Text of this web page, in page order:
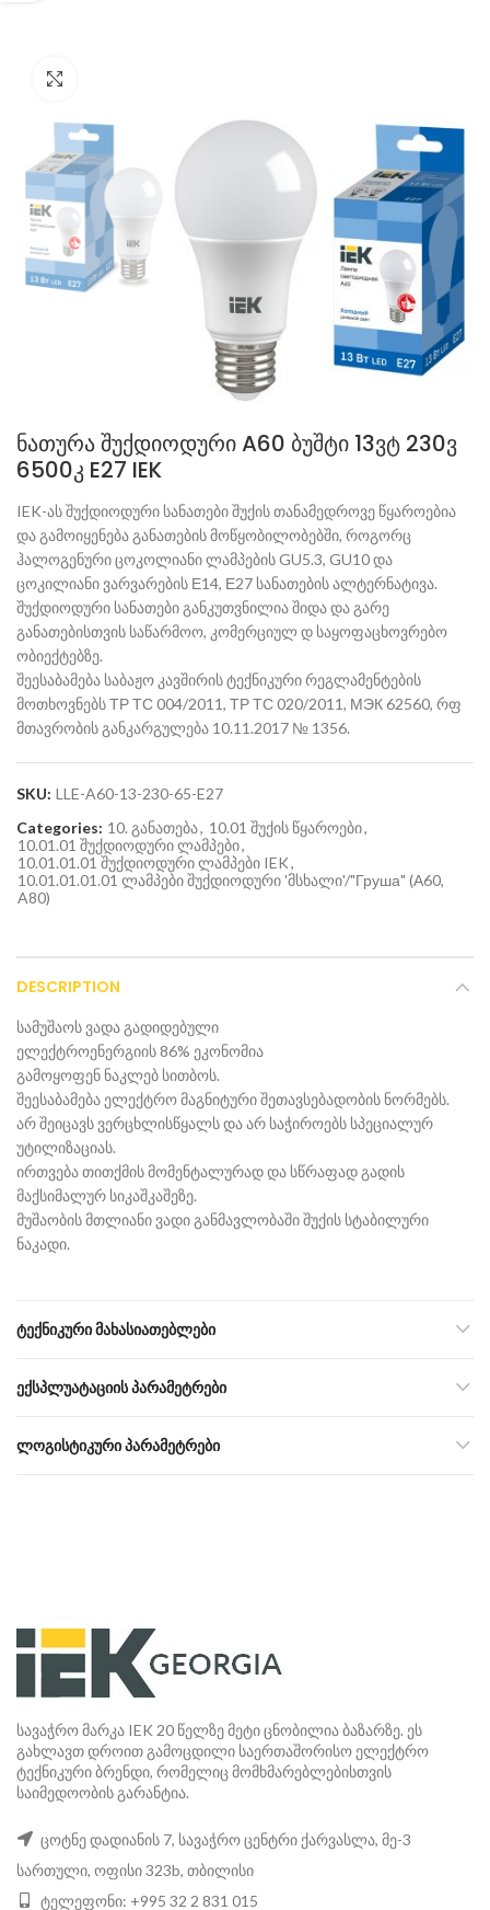
ნათურა შუქდიოდური A60 ბუშტი 13ვტ 230ვ
6500კ E27 IEK
IEK-ას შუქდიოდური სანათები შუქის თანამედროვე წყაროებია
და გამოიყენება განათების მოწყობილობებში, როგორც
ჰალოგენური ცოკოლიანი ლამპების GU5.3, GU10 და
ცოკილიანი ვარვარების Е14, Е27 სანათების ალტერნატივა.
შუქდიოდური სანათები განკუთვნილია შიდა და გარე
განათებისთვის საწარმოო, კომერციულ დ საყოფაცხოვრებო
ობიექტებზე.
შეესაბამება საბაჟო კავშირის ტექნიკური რეგლამენტების
მოთხოვნებს ТР ТС 004/2011, ТР ТС 020/2011, МЭК 62560, რფ
მთავრობის განკარგულება 10.11.2017 № 1356.
SKU: LLE-A60-13-230-65-E27
Categories: 10. განათება, 10.01 შუქის წყაროები,
10.01.01 შუქდიოდური ლამპები,
10.01.01.01 შუქდიოდური ლამპები IEK,
10.01.01.01.01 ლამპები შუქდიოდური 'მსხალი'/"Груша" (А60,
A80)
DESCRIPTION
სამუშაოს ვადა გადიდებული
ელექტროენერგიის 86% ეკონომია
გამოყოფენ ნაკლებ სითბოს.
შეესაბამება ელექტრო მაგნიტური შეთავსებადობის ნორმებს.
არ შეიცავს ვერცხლისწყალს და არ საჭიროებს სპეციალურ
უტილიზაციას.
ირთვება თითქმის მომენტალურად და სწრაფად გადის
მაქსიმალურ სიკაშკაშეზე.
მუშაობის მთლიანი ვადი განმავლობაში შუქის სტაბილური
ნაკადი.
ᲢᲔᲥᲜᲘᲙᲣᲠᲘ ᲛᲐᲮᲐᲡᲘᲐᲗᲔᲑᲚᲔᲑᲘ
ᲔᲥᲡᲞᲚᲣᲐᲢᲐᲪᲘᲘᲡ ᲞᲐᲠᲐᲛᲔᲢᲠᲔᲑᲘ
ᲚᲝᲒᲘᲡᲢᲘᲙᲣᲠᲘ ᲞᲐᲠᲐᲛᲔᲢᲠᲔᲑᲘ
სავაჭრო მარკა IEK 20 წელზე მეტი ცნობილია ბაზარზე. ეს
გახლავთ დროით გამოცდილი საერთაშორისო ელექტრო
ტექნიკური ბრენდი, რომელიც მომხმარებლებისთვის
საიმედოობის გარანტია.
ცოტნე დადიანის 7, სავაჭრო ცენტრი ქარვასლა, მე-3
სართული, ოფისი 323b, თბილისი
ტელეფონი: +995 32 2 831 015